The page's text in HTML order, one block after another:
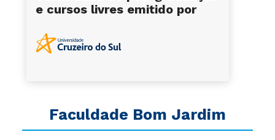
Faculdade Bom Jardim
e cursos livres emitido por